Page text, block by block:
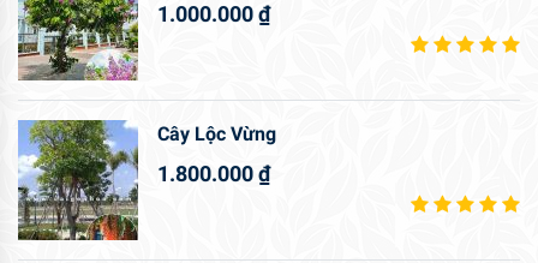
1.000.000₫
Cây Lộc Vừng
1.800.000₫